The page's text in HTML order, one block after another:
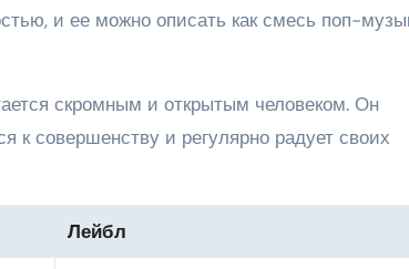
и ее можно описать как смесь поп-
скромным и открытым человеком. Он
к совершенству и регулярно радует своих
Лейбл